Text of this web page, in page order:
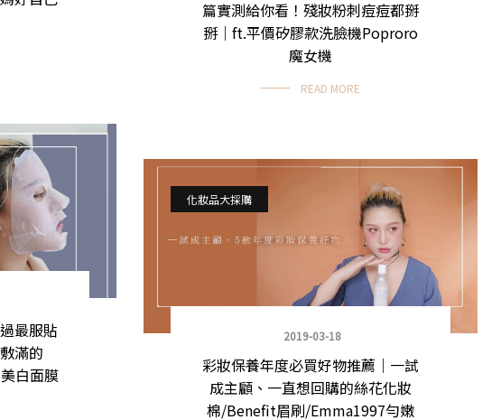
篇實測給你看！殘妝粉刺痘痘都掰
掰｜ft.平價矽膠款洗臉機Poproro
魔女機
READ MORE
最服貼
滿的
白面膜
化妝品大採購
2019-03-18
彩妝保養年度必買好物推薦｜一試
成主顧、一直想回購的絲花化妝
棉/Benefit眉刷/Emma1997勻嫩